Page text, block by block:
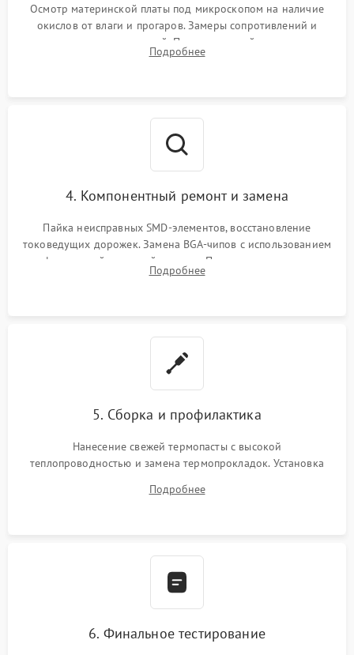
Осмотр материнской платы под микроскопом на наличие
окислов от влаги и прогаров. Замеры сопротивлений и
дежурных напряжений. Проверка цепей питания,
мультиконтроллера, процессора и видеочипа.
Подробнее
4. Компонентный ремонт и замена
Пайка неисправных SMD-элементов, восстановление
токоведущих дорожек. Замена BGA-чипов с использованием
инфракрасной паяльной станции. Прошивка микросхемы
BIOS или замена поврежденных портов USB
Подробнее
5. Сборка и профилактика
Нанесение свежей термопасты с высокой
теплопроводностью и замена термопрокладок. Установка
шлейфов, модулей памяти и накопителей. Предварительная
Подробнее
6. Финальное тестирование